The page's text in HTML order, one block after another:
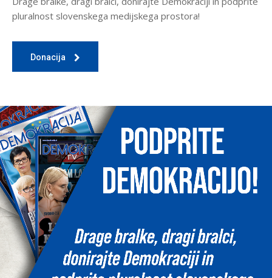
pluralnost slovenskega medijskega prostora!
Donacija